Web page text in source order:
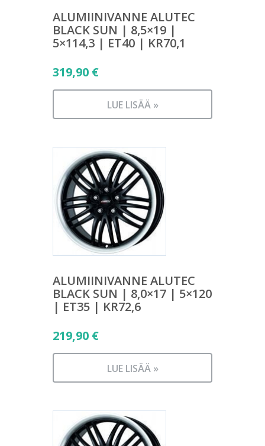
ALUMIINIVANNE ALUTEC
BLACK SUN | 8,5×19 |
5×114,3 | ET40 | KR70,1
319,90 €
LUE LISÄÄ »
ALUMIINIVANNE ALUTEC
BLACK SUN | 8,0×17 | 5×120
| ET35 | KR72,6
219,90 €
LUE LISÄÄ »